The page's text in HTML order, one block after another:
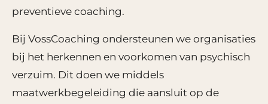
preventieve coaching.
Bij VossCoaching ondersteunen we organisaties
bij het herkennen en voorkomen van psychisch
verzuim. Dit doen we middels
maatwerkbegeleiding die aansluit op de